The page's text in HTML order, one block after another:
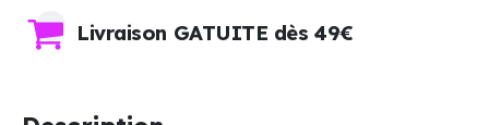
Livraison GATUITE dès 49€